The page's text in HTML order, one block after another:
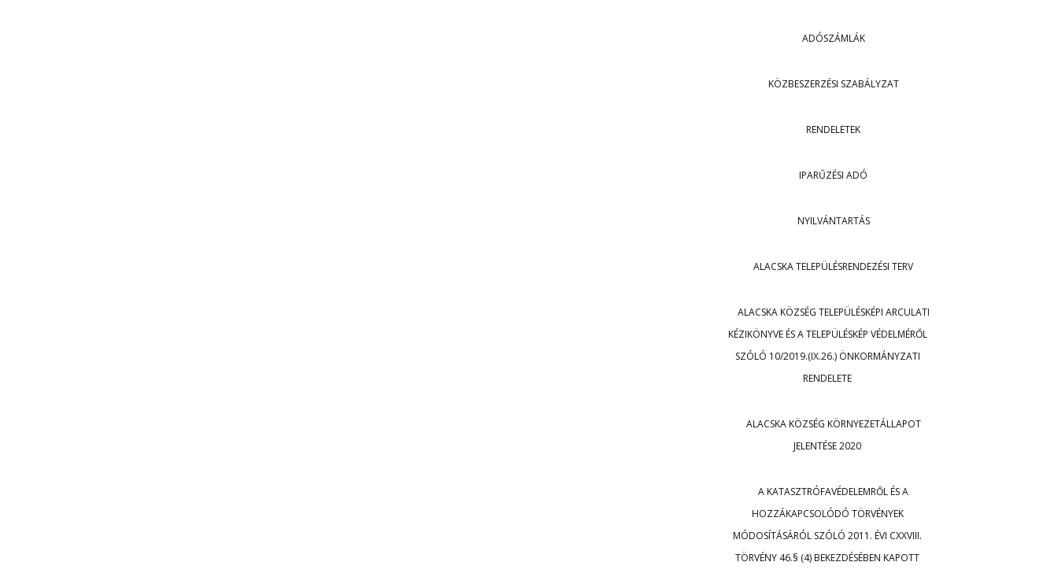
ADÓSZÁMLÁK
KÖZBESZERZÉSI SZABÁLYZAT
RENDELETEK
IPARŰZÉSI ADÓ
NYILVÁNTARTÁS
ALACSKA TELEPÜLÉSRENDEZÉSI TERV
ALACSKA KÖZSÉG TELEPÜLÉSKÉPI ARCULATI
KÉZIKÖNYVE ÉS A TELEPÜLÉSKÉP VÉDELMÉRŐL
SZÓLÓ 10/2019.(IX.26.) ÖNKORMÁNYZATI
RENDELETE
ALACSKA KÖZSÉG KÖRNYEZETÁLLAPOT
JELENTÉSE 2020
A KATASZTRÓFAVÉDELEMRŐL ÉS A
HOZZÁKAPCSOLÓDÓ TÖRVÉNYEK
MÓDOSÍTÁSÁRÓL SZÓLÓ 2011. ÉVI CXXVIII.
TÖRVÉNY 46.§ (4) BEKEZDÉSÉBEN KAPOTT